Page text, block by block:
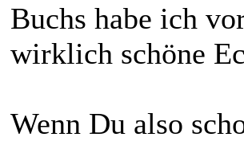
Buchs habe ich
wirklich schöne
Wenn Du also